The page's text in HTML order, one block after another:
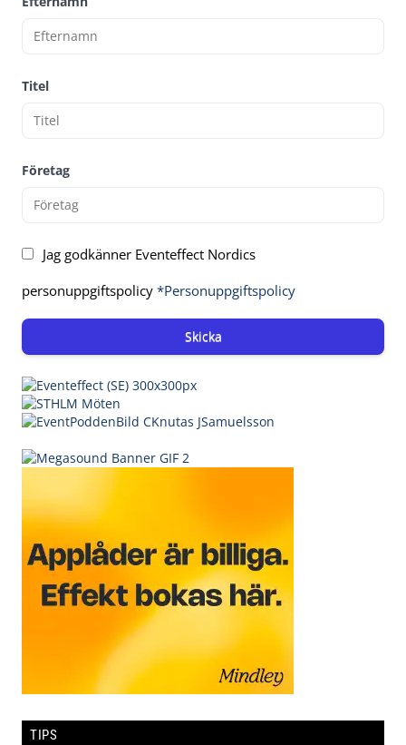
Titel
Företag
Jag godkänner Eventeffect Nordics
personuppgiftspolicy *Personuppgiftspolicy
Skicka
TIPS